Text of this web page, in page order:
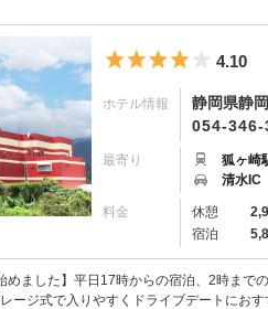
5つ星
4.10
ホテル情報
静岡県静
054-346-
最寄り
狐ヶ崎
清水IC
料金 休憩
宿泊
めました】平日17時からの宿泊、2時ま
ージ式で入りやすくドライブデートにお